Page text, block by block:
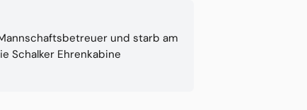
und starb am
Schalker Ehrenkabine